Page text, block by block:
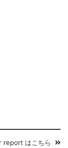
report はこちら